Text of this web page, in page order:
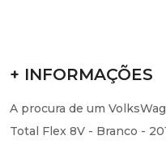
+ INFORMAÇÕES
A procura de um
Total Flex 8V - Branco -